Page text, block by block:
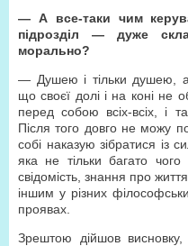
— А все-таки чим
підрозділ — дуже
морально?
— Душею і тільки душею, а
що своєї долі і на коні не
перед собою всіх-всіх, і
Після того довго не можу
собі наказую зібратися із
яка не тільки багато
свідомість, знання про
іншим у різних
проявах.
Зрештою дійшов